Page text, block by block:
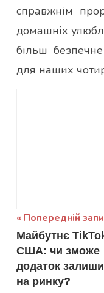
справжнім
домашніх
більш
для наших
Навігація
записів
Попередній
Майбутнє
США: чи зможе
додаток
на ринку?